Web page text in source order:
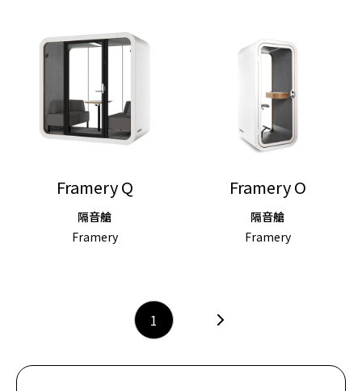
Framery Q
隔音艙
Framery
Framery O
隔音艙
Framery
1